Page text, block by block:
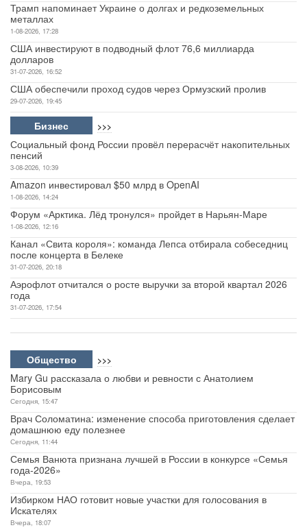
Трамп напоминает Украине о долгах и редкоземельных
металлах
1-08-2026, 17:28
США инвестируют в подводный флот 76,6 миллиарда
долларов
31-07-2026, 16:52
США обеспечили проход судов через Ормузский пролив
29-07-2026, 19:45
Бизнес >>>
Социальный фонд России провёл перерасчёт накопительных
пенсий
3-08-2026, 10:39
Amazon инвестировал $50 млрд в OpenAI
1-08-2026, 14:24
Форум «Арктика. Лёд тронулся» пройдет в Нарьян-Маре
1-08-2026, 12:16
Канал «Свита короля»: команда Лепса отбирала собеседниц
после концерта в Белеке
31-07-2026, 20:18
Аэрофлот отчитался о росте выручки за второй квартал 2026
года
31-07-2026, 17:54
Общество >>>
Mary Gu рассказала о любви и ревности с Анатолием
Борисовым
Сегодня, 15:47
Врач Соломатина: изменение способа приготовления сделает
домашнюю еду полезнее
Сегодня, 11:44
Семья Ванюта признана лучшей в России в конкурсе «Семья
года-2026»
Вчера, 19:53
Избирком НАО готовит новые участки для голосования в
Искателях
Вчера, 18:07